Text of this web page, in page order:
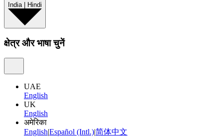
India| Hindi
क्षेत्र और भाषा चुनें
UAE
English
UK
English
अमेरिका
EnglishEspañol (Intl.)简体中文